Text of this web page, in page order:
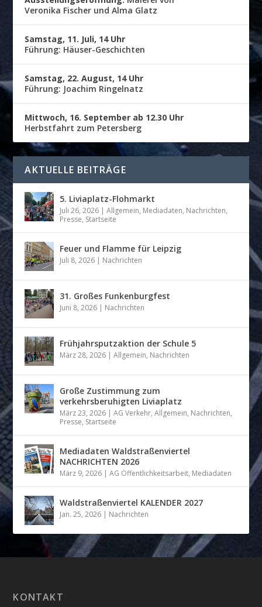
Veronika Fischer und Alma Glatz
Samstag, 11. Juli, 14 Uhr
Führung: Häuser-Geschichten
Samstag, 22. August, 14 Uhr
Führung: Joachim Ringelnatz
Mittwoch, 16. September ab 12.30 Uhr
Herbstfahrt zum Petersberg
AKTUELLE BEITRÄGE
5. Liviaplatz-Flohmarkt
Juli 26, 2026 |Allgemein, Mediadaten, Nachrichten,
Presse, Startseite
Feuer und Flamme für Leipzig
Juli 8, 2026 | Nachrichten
31. Großes Funkenburgfest
Juni 8, 2026 | Nachrichten
Frühjahrsputzaktion der Schule 5
März 28, 2026 |Allgemein, Nachrichten
Große Zustimmung zum
verkehrsberuhigten Liviaplatz
März 23, 2026 |AG Verkehr,Allgemein, Nachrichten,
Presse, Startseite
Mediadaten Waldstraßenviertel
NACHRICHTEN 2026
März 9, 2026 |AG Öffentlichkeitsarbeit, Mediadaten
Waldstraßenviertel KALENDER 2027
Jan. 25, 2026 | Nachrichten
KONTAKT